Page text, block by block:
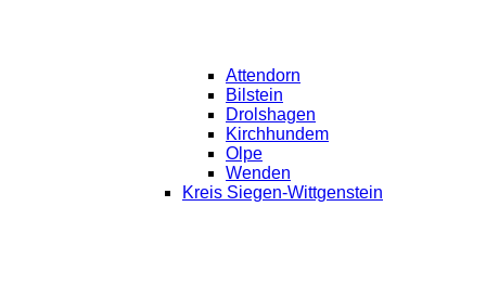
Attendorn
Bilstein
Drolshagen
Kirchhundem
Olpe
Wenden
Kreis Siegen-Wittgenstein